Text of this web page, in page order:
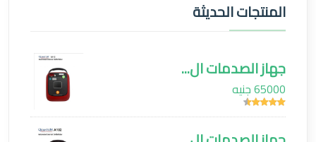
المنتجات الحديثة
جهاز الصدمات ال...
65000 جنيه